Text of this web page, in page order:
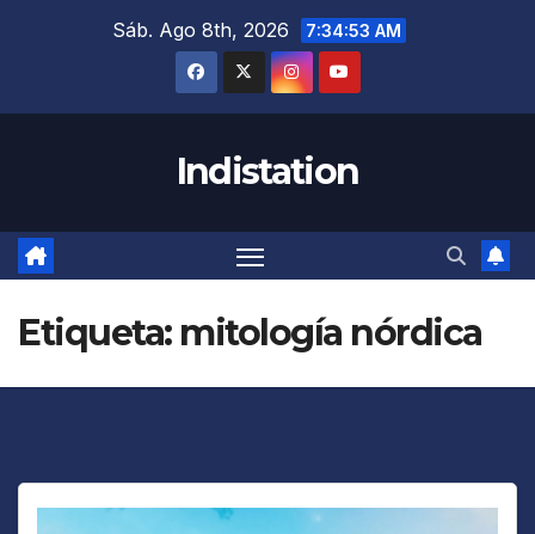
Sáb. Ago 8th, 2026 7:34:54 AM
Indistation
Etiqueta: mitología nórdica